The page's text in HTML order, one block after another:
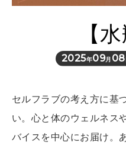
明
[12星座別] 自分
【
2025年09月 08
セルフラブの考え方に基
い。心と体のウェルネス
バイスを中心にお届け。